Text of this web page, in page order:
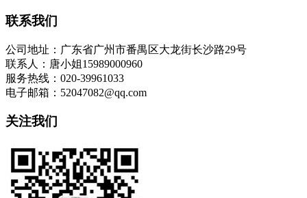
联系我们
公司地址：广东省广州市番禺区大龙街长沙路29号
联系人：唐小姐15989000960
服务热线：020-39961033
电子邮箱：52047082@qq.com
关注我们